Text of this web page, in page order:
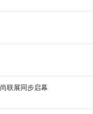
联展同步启幕